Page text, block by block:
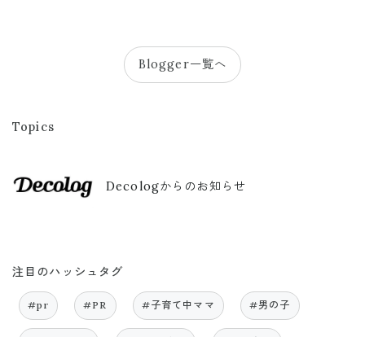
Blogger一覧へ
Topics
Decologからのお知らせ
注目のハッシュタグ
#pr #PR #子育て中ママ #男の子